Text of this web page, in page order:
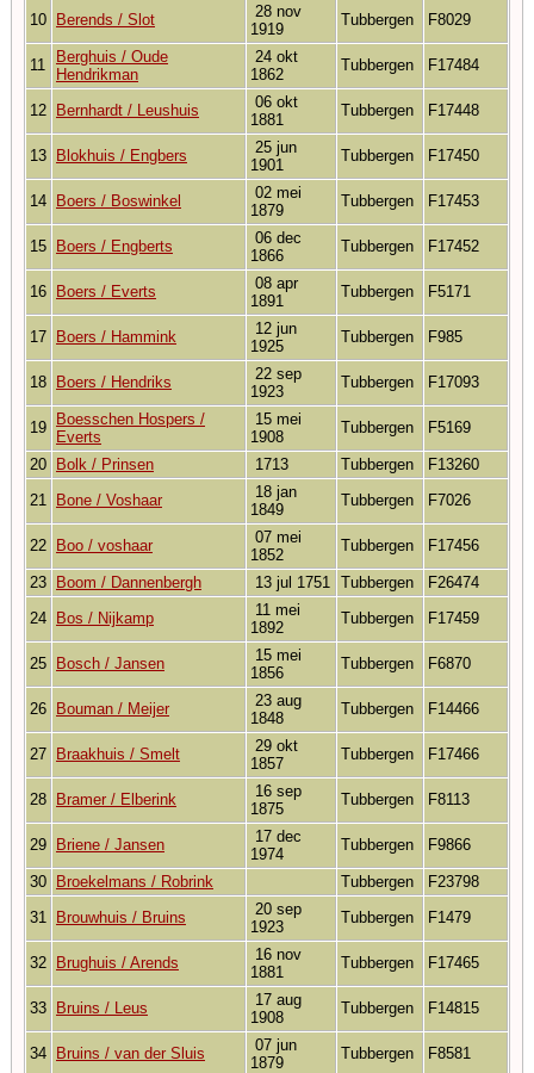
10 Berends / Slot
28 nov
1919
Tubbergen F8029
11
Berghuis / Oude
Hendrikman
24 okt
1862
Tubbergen F17484
12 Bernhardt / Leushuis
06 okt
1881
Tubbergen F17448
13 Blokhuis / Engbers
25 jun
1901
Tubbergen F17450
14 Boers / Boswinkel
02 mei
1879
Tubbergen F17453
15 Boers / Engberts
06 dec
1866
Tubbergen F17452
16 Boers / Everts
08 apr
1891
Tubbergen F5171
17 Boers / Hammink
12 jun
1925
Tubbergen F985
18 Boers / Hendriks
22 sep
1923
Tubbergen F17093
19
Boesschen Hospers /
Everts
15 mei
1908
Tubbergen F5169
20 Bolk / Prinsen 1713 Tubbergen
F13260
21
Bone / Voshaar
18 jan
1849
Tubbergen F7026
22 Boo / voshaar
07 mei
1852
Tubbergen F17456
23 Boom / Dannenbergh 13 jul 1751 Tubbergen
F26474
24
Bos / Nijkamp
11 mei
1892
Tubbergen F17459
25 Bosch / Jansen
15 mei
1856
Tubbergen F6870
26 Bouman / Meijer
23 aug
1848
Tubbergen F14466
27 Braakhuis / Smelt
29 okt
1857
Tubbergen F17466
28 Bramer / Elberink
16 sep
1875
Tubbergen F8113
29 Briene / Jansen
17 dec
1974
Tubbergen F9866
30 Broekelmans / Robrink Tubbergen
F23798
31
Brouwhuis / Bruins
20 sep
1923
Tubbergen F1479
32 Brughuis / Arends
16 nov
1881
Tubbergen F17465
33 Bruins / Leus
17 aug
1908
Tubbergen F14815
34 Bruins / van der Sluis
07 jun
1879
Tubbergen F8581